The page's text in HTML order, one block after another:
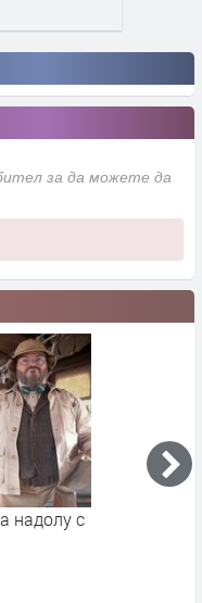
за да можете да
надолу с